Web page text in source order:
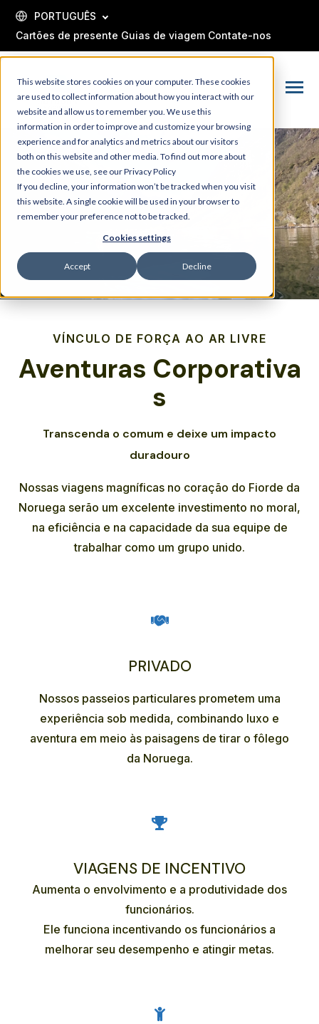
This website stores cookies on your computer. These cookies
are used to collect information about how you interact with our
website and allow us to remember you. We use this
information in order to improve and customize your browsing
experience and for analytics and metrics about our visitors
both on this website and other media. To find out more about
the cookies we use, see our Privacy Policy
If you decline, your information won’t be tracked when you visit
this website. A single cookie will be used in your browser to
remember your preference not to be tracked.
Cookies settings
Accept Decline
CONTENT
Cartões de presente Guias de viagem Contate-nos
PORTUGUÊS
Toggle
VÍNCULO DE FORÇA AO AR LIVRE
Aventuras Corporativa
S
Transcenda o comum e deixe um impacto
duradouro
Nossas viagens magníficas no coração do Fiorde da
Noruega serão um excelente investimento no moral,
na eficiência e na capacidade da sua equipe de
trabalhar como um grupo unido.
PRIVADO
Nossos passeios particulares prometem uma
experiência sob medida, combinando luxo e
aventura em meio às paisagens de tirar o fôlego
da Noruega.
VIAGENS DE INCENTIVO
Aumenta o envolvimento e a produtividade dos
funcionários.
Ele funciona incentivando os funcionários a
melhorar seu desempenho e atingir metas.